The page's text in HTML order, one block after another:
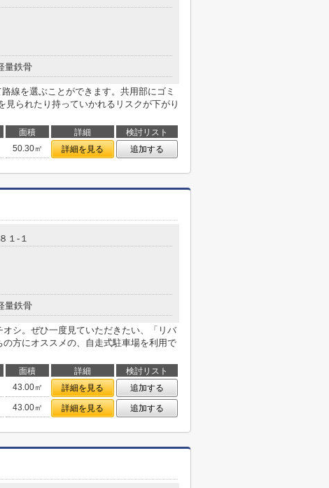
量鉄骨
線を選ぶことができます。共用部にゴミ
見られたり持っていかれるリスクが下がり
面積 詳細
検討リスト
50.30㎡ 詳細を見る 追加する
１-１
量鉄骨
シ。ぜひ一度見ていただきたい、「リバ
方にオススメの、自走式駐車場を利用で
面積 詳細
検討リスト
43.00㎡ 詳細を見る
追加する
43.00㎡ 詳細を見る 追加する